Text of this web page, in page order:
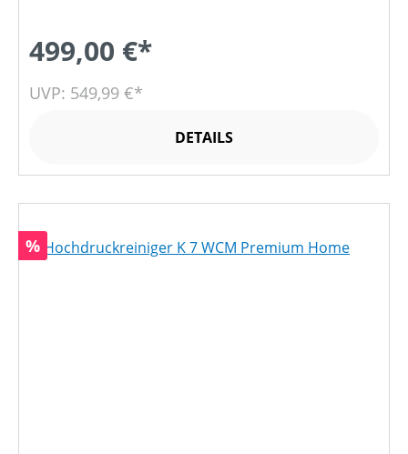
499,00 €*
UVP: 549,99 €*
DETAILS
Rabatt
%